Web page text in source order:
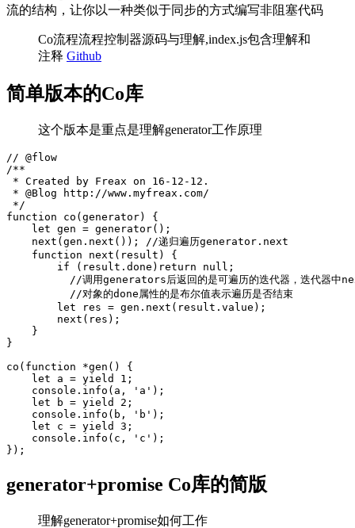
流的结构，让你以一种类似于同步的方式编写非阻塞代码
Co流程流程控制器源码与理解,index.js包含理解和
注释 Github
简单版本的Co库
这个版本是重点是理解generator工作原理
// @flow
/**
* Created by Freax on 16-12-12.
* @Blog http://www.myfreax.com/
*/
function co(generator) {
    let gen = generator();
    next(gen.next()); //递归遍历generator.next
    function next(result) {
        if (result.done)return null;
//调用generators后返回的是可遍历的迭代器，迭代器中
          //对象的done属性的是布尔值表示遍历是否结束
        let res = gen.next(result.value);
        next(res);
    }
}
co(function *gen() {
    let a = yield 1;
    console.info(a, 'a');
    let b = yield 2;
    console.info(b, 'b');
    let c = yield 3;
    console.info(c, 'c');
generator+promise Co库的简版
理解generator+promise如何工作